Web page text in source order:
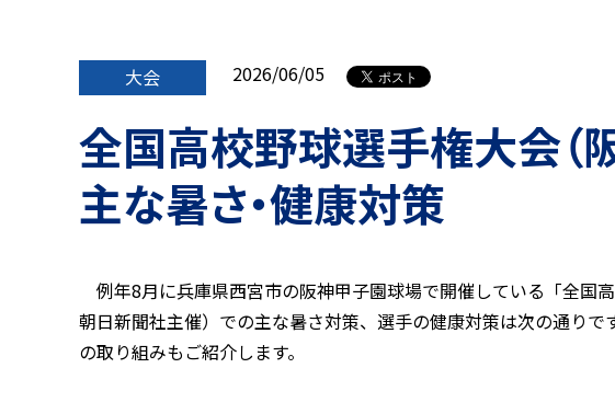
大会 2026/06/05
全国高校野球選手権大会（
主な暑さ・健康対策
例年8月に兵庫県西宮市の阪神甲子園球場で開催している「全国
朝日新聞社主催）での主な暑さ対策、選手の健康対策は次の通り
の取り組みもご紹介します。